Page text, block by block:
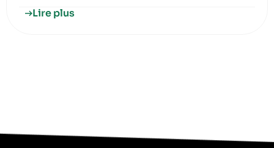
Lire plus